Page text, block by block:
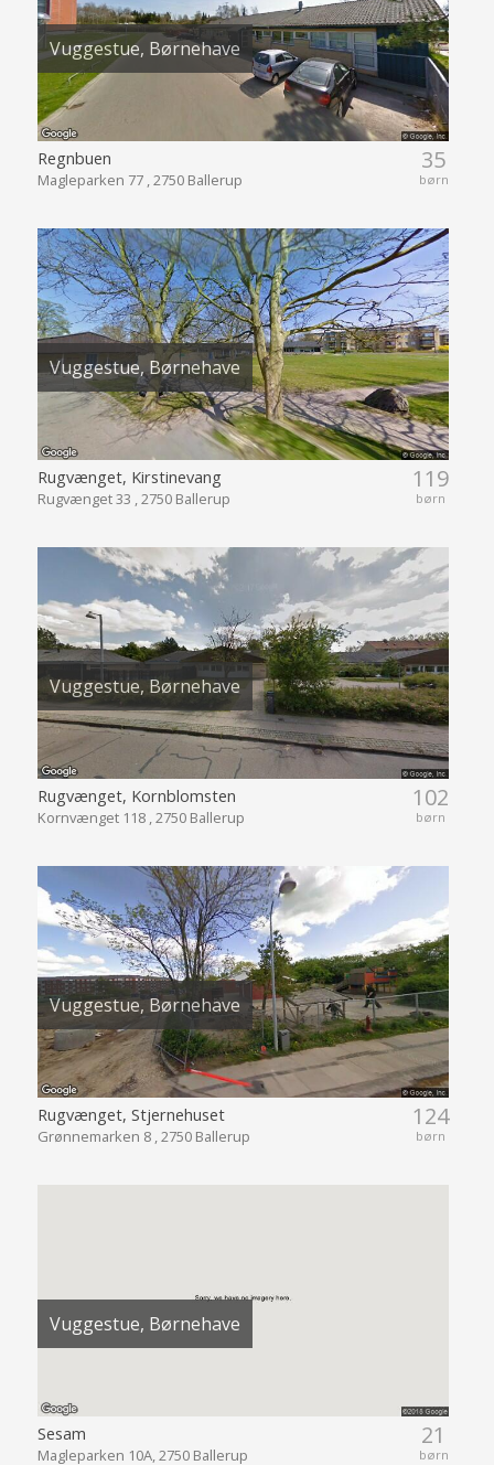
Vuggestue, Børnehave
35
børn
Regnbuen
Magleparken 77 , 2750 Ballerup
Vuggestue, Børnehave
119
børn
Rugvænget, Kirstinevang
Rugvænget 33 , 2750 Ballerup
Vuggestue, Børnehave
102
børn
Rugvænget, Kornblomsten
Kornvænget 118 , 2750 Ballerup
Vuggestue, Børnehave
124
børn
Rugvænget, Stjernehuset
Grønnemarken 8 , 2750 Ballerup
Vuggestue, Børnehave
21
børn
Sesam
Magleparken 10A, 2750 Ballerup